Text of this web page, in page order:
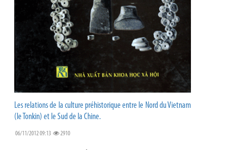
Les relations de la culture préhistorique entre le Nord du Vietnam
(le Tonkin) et le Sud de la Chine.
06/11/2012 09:13 2910